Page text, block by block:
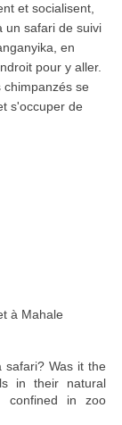
et socialisent,
un safari de suivi
en
pour y aller.
se
s'occuper de
à Mahale
Was it the
in their natural
confined in zoo